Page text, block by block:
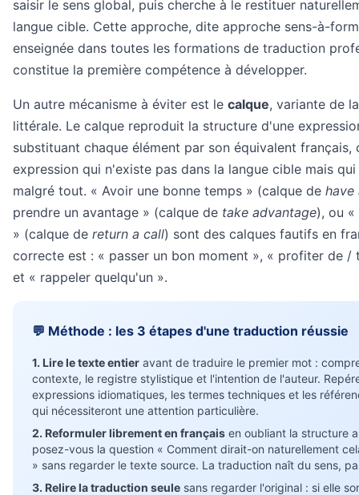
saisir le sens global, puis cherche à le restituer
langue cible. Cette approche, dite approche sens-à-
enseignée dans toutes les formations de traduction
constitue la première compétence à développer.
Un autre mécanisme à éviter est le calque, variante de
littérale. Le calque reproduit la structure d'une
substituant chaque élément par son équivalent français,
expression qui n'existe pas dans la langue cible mais
malgré tout. « Avoir une bonne temps » (calque de have
prendre un avantage » (calque de take advantage), ou
» (calque de return a call) sont des calques fautifs en
correcte est : « passer un bon moment », « profiter de /
et « rappeler quelqu'un ».
💬 Méthode : les 3 étapes d'une traduction réussie
1. Lire le texte entier avant de traduire le premier mot :
contexte, le registre stylistique et l'intention de l'auteur.
expressions idiomatiques, les termes techniques et les
qui nécessiteront une attention particulière.
2. Reformuler librement en français en oubliant la structure
posez-vous la question « Comment dirait-on naturellement
» sans regarder le texte source. La traduction naît du sens,
3. Relire la traduction seule sans regarder l'original : si elle